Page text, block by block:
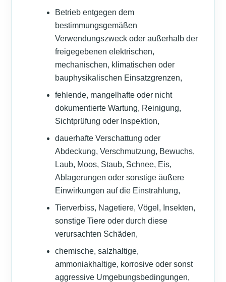
Betrieb entgegen dem
bestimmungsgemäßen
Verwendungszweck oder außerhalb der
freigegebenen elektrischen,
mechanischen, klimatischen oder
bauphysikalischen Einsatzgrenzen,
fehlende, mangelhafte oder nicht
dokumentierte Wartung, Reinigung,
Sichtprüfung oder Inspektion,
dauerhafte Verschattung oder
Abdeckung, Verschmutzung, Bewuchs,
Laub, Moos, Staub, Schnee, Eis,
Ablagerungen oder sonstige äußere
Einwirkungen auf die Einstrahlung,
Tierverbiss, Nagetiere, Vögel, Insekten,
sonstige Tiere oder durch diese
verursachten Schäden,
chemische, salzhaltige,
ammoniakhaltige, korrosive oder sonst
aggressive Umgebungsbedingungen,